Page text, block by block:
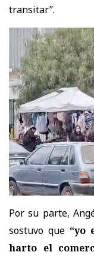
transitar”.
Por su parte,
sostuvo que “yo
harto el